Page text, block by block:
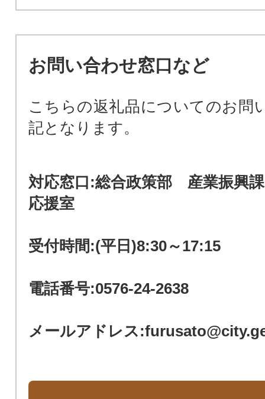
お問い合わせ窓口など
こちらの返礼品についてのお問
記となります。
対応窓口:総合政策部 産業振興
応援室
受付時間:(平日)8:30～17:15
電話番号:0576-24-2638
メールアドレス